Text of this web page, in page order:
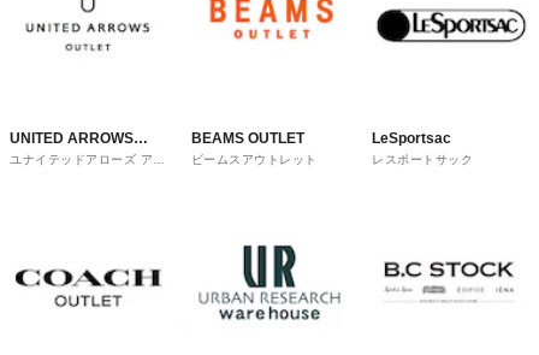
UNITED ARROWS
OUTLET
ユナイテッドアローズ アウ
BEAMS OUTLET
ビームスアウトレット
LeSportsac
レスポートサック